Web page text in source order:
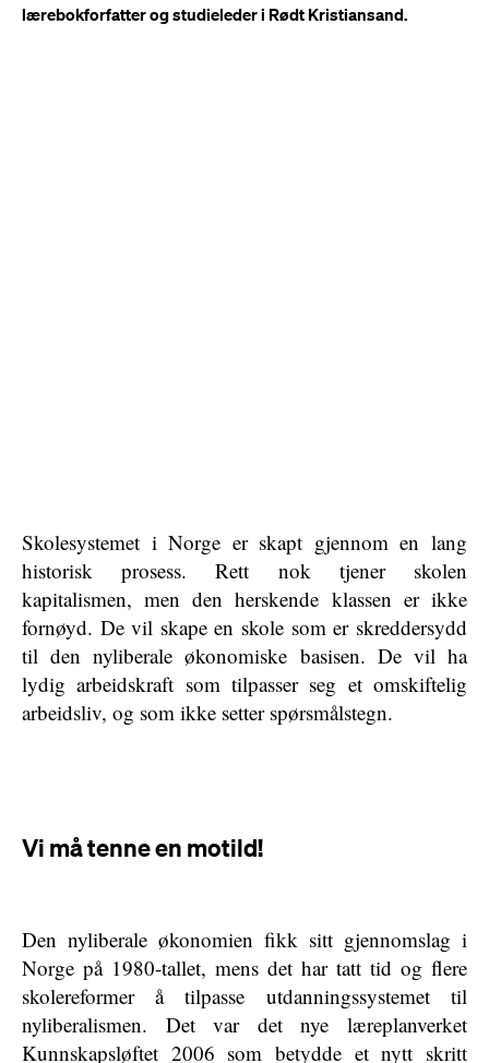
lærebokforfatter og studieleder i Rødt Kristiansand.
Skolesystemet i Norge er skapt gjennom en lang
historisk prosess. Rett nok tjener skolen
kapitalismen, men den herskende klassen er ikke
fornøyd. De vil skape en skole som er skreddersydd
til den nyliberale økonomiske basisen. De vil ha
lydig arbeidskraft som tilpasser seg et omskiftelig
arbeidsliv, og som ikke setter spørsmålstegn.
Vi må tenne en motild!
Den nyliberale økonomien fikk sitt gjennomslag i
Norge på 1980-tallet, mens det har tatt tid og flere
skolereformer å tilpasse utdanningssystemet til
nyliberalismen. Det var det nye læreplanverket
Kunnskapsløftet 2006 som betydde et nytt skritt